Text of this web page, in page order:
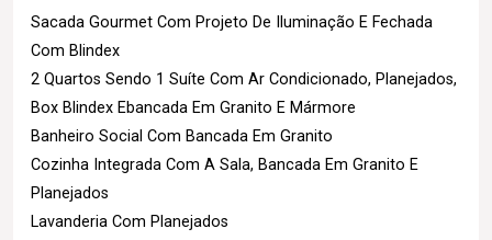
Sacada Gourmet Com Projeto De Iluminação E Fechada
Com Blindex
2 Quartos Sendo 1 Suíte Com Ar Condicionado, Planejados,
Box Blindex Ebancada Em Granito E Mármore
Banheiro Social Com Bancada Em Granito
Cozinha Integrada Com A Sala, Bancada Em Granito E
Planejados
Lavanderia Com Planejados